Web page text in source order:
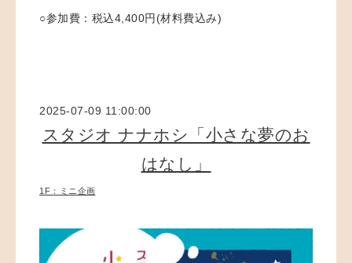
○参加費： 税込4,400円(材料費込み)
2025-07-09 11:00:00
スタジオ ナナホシ「小さな夢のお
はなし」
1F：ミニ企画